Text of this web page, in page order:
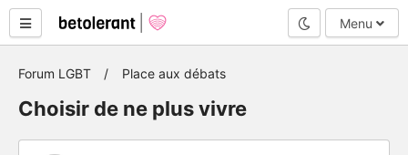
Mode nuit
Menu
Forum LGBT Place aux débats
Choisir de ne plus vivre